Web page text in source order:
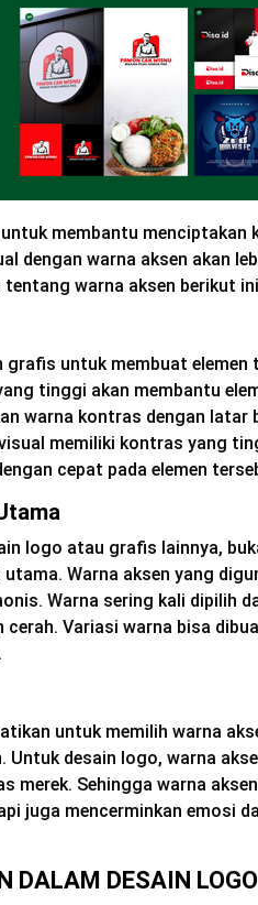
membantu menciptakan
dengan warna aksen akan
warna aksen berikut
grafis untuk membuat
tinggi akan membantu
warna kontras dengan latar
memiliki kontras yang
cepat pada elemen
logo atau grafis lainnya,
Warna aksen yang
Warna sering kali dipilih
Variasi warna bisa
untuk memilih warna
Untuk desain logo, warna
merek. Sehingga warna
juga mencerminkan emosi
DALAM DESAIN LOGO